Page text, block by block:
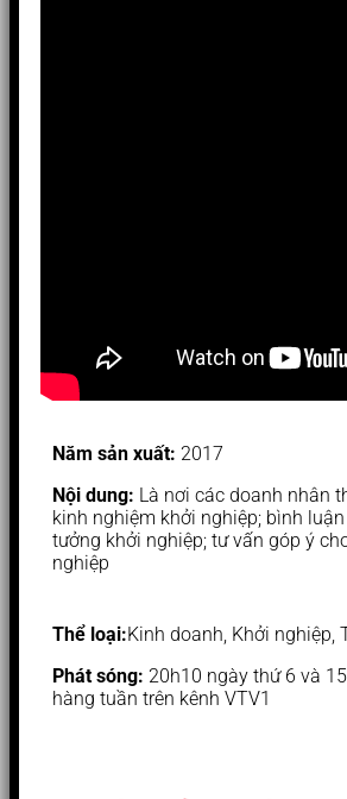
Năm sản xuất: 2017
Nội dung: Là nơi các doanh nhân
kinh nghiệm khởi nghiệp; bình
tưởng khởi nghiệp; tư vấn góp ý
nghiệp
Thể loại:Kinh doanh, Khởi nghiệp,
Phát sóng: 20h10 ngày thứ 6 và
hàng tuần trên kênh VTV1